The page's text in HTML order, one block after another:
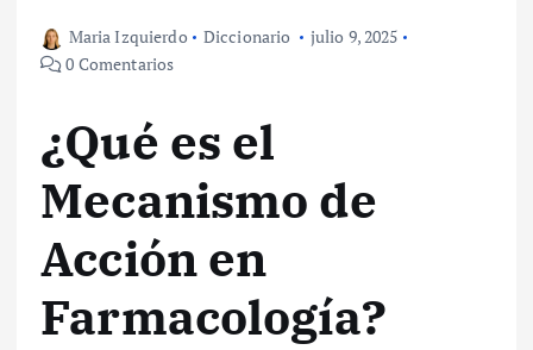
Maria Izquierdo Diccionario
julio 9, 2025
0 Comentarios
¿Qué es el
Mecanismo de
Acción en
Farmacología?